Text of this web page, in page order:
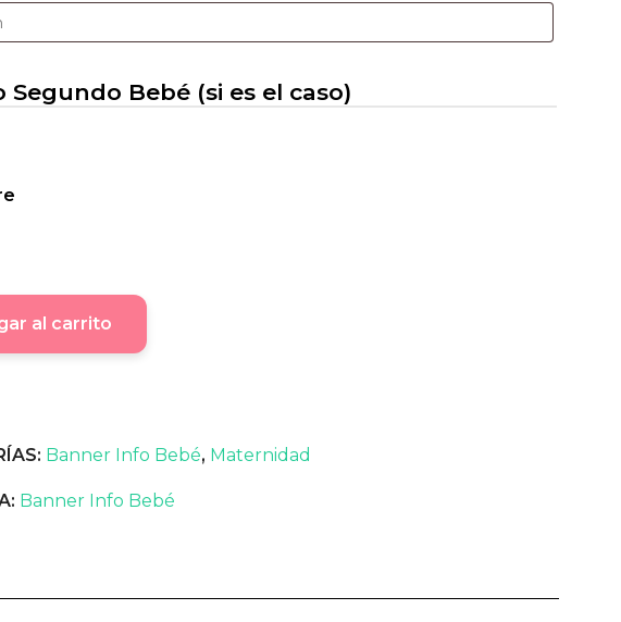
Segundo Bebé (si es el caso)
al carrito
Banner Info Bebé, Maternidad
Banner Info Bebé